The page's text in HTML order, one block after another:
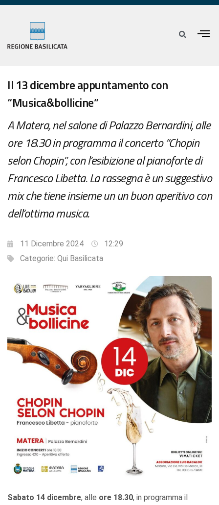
Il 13 dicembre appuntamento con
“Musica&bollicine”
A Matera, nel salone di Palazzo Bernardini, alle
ore 18.30 in programma il concerto “Chopin
selon Chopin”, con l’esibizione al pianoforte di
Francesco Libetta. La rassegna è un suggestivo
mix che tiene insieme un un buon aperitivo con
dell’ottima musica.
11 Dicembre 2024
12:29
Categorie: Qui Basilicata
Sabato 14 dicembre, alle ore 18.30, in programma il